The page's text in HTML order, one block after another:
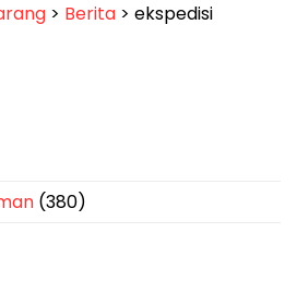
> Berita > ekspedisi
(380)